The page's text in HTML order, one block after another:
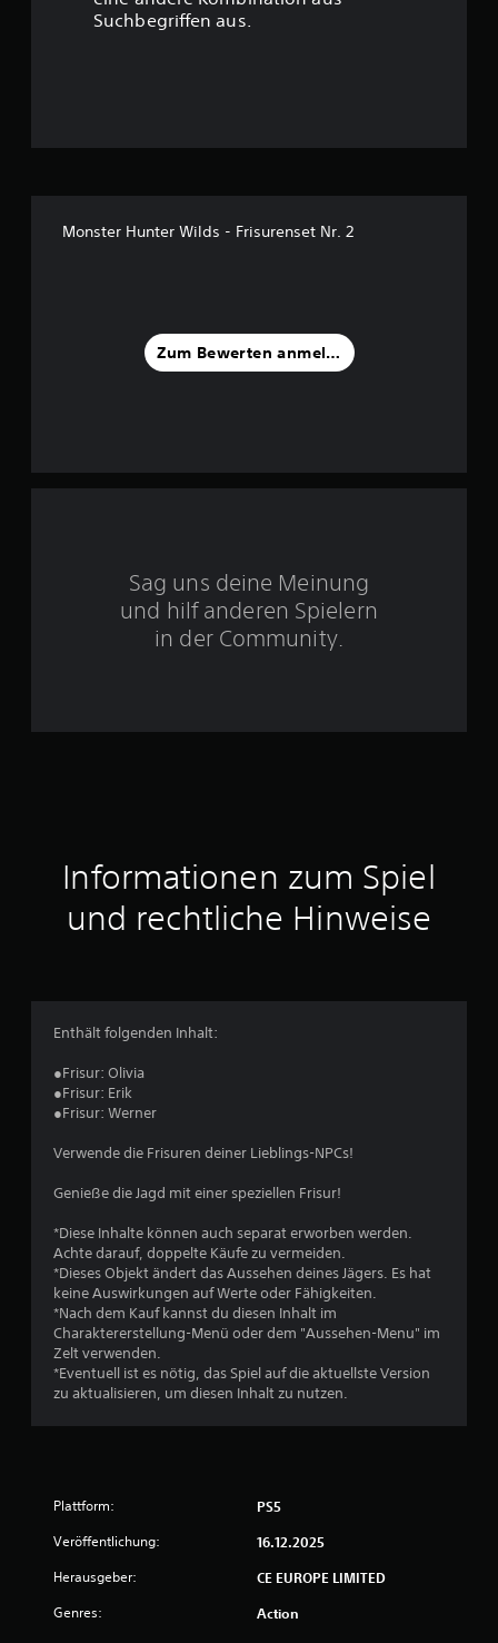
:
4
5
n
u
s
1
r
u
n
g
Suchbegriffen aus.
Monster Hunter Wilds - Frisurenset Nr. 2
Zum Bewerten anmelden
Sag uns deine Meinung
und hilf anderen Spielern
in der Community.
Informationen zum Spiel
und rechtliche Hinweise
Enthält folgenden Inhalt:
●Frisur: Olivia
●Frisur: Erik
●Frisur: Werner
Verwende die Frisuren deiner Lieblings-NPCs!
Genieße die Jagd mit einer speziellen Frisur!
*Diese Inhalte können auch separat erworben werden.
Achte darauf, doppelte Käufe zu vermeiden.
*Dieses Objekt ändert das Aussehen deines Jägers. Es hat
keine Auswirkungen auf Werte oder Fähigkeiten.
*Nach dem Kauf kannst du diesen Inhalt im
Charaktererstellung-Menü oder dem "Aussehen-Menu" im
Zelt verwenden.
*Eventuell ist es nötig, das Spiel auf die aktuellste Version
zu aktualisieren, um diesen Inhalt zu nutzen.
Plattform: PS5
Veröffentlichung: 16.12.2025
Herausgeber: CE EUROPE LIMITED
Genres: Action